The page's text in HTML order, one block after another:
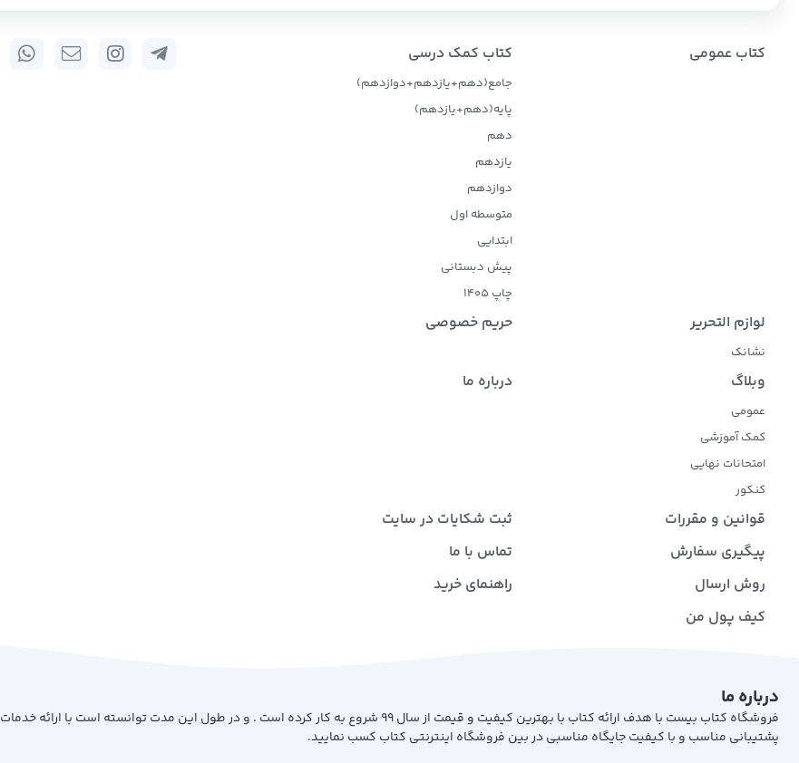
کتاب عمومی کتاب کمک درسی
جامع(دهم+یازدهم+دوازدهم)
پایه(دهم+یازدهم)
دهم
یازدهم
دوازدهم
متوسطه اول
ابتدایی
پیش دبستانی
چاپ 1405
لوازم التحریر
نشانک
حریم خصوصی
وبلاگ
عمومی
کمک آموزشی
امتحانات نهایی
کنکور
درباره ما
قوانین و مقررات
ثبت شکایات در سایت
پیگیری سفارش
تماس با ما
روش ارسال
راهنمای خرید
کیف پول من
درباره ما
فروشگاه کتاب بیست با هدف ارائه کتاب با بهترین کیفیت و قیمت از سال 99 شروع به کار کرده است . و در طول این مدت توانسته است با ارائه خدمات
پشتیبانی مناسب و با کیفیت جایگاه مناسبی در بین فروشگاه اینترنتی کتاب کسب نمایید.